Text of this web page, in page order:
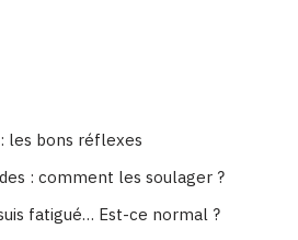
les bons réflexes
: comment les soulager ?
fatigué… Est-ce normal ?